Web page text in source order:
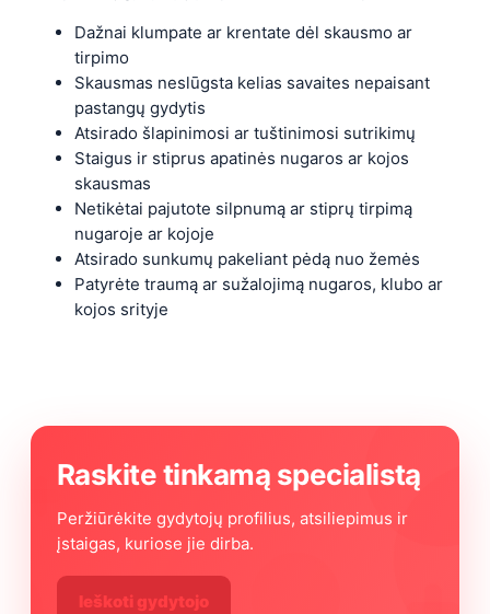
Dažnai klumpate ar krentate dėl skausmo ar
tirpimo
Skausmas neslūgsta kelias savaites nepaisant
pastangų gydytis
Atsirado šlapinimosi ar tuštinimosi sutrikimų
Staigus ir stiprus apatinės nugaros ar kojos
skausmas
Netikėtai pajutote silpnumą ar stiprų tirpimą
nugaroje ar kojoje
Atsirado sunkumų pakeliant pėdą nuo žemės
Patyrėte traumą ar sužalojimą nugaros, klubo ar
kojos srityje
Raskite tinkamą specialistą
Peržiūrėkite gydytojų profilius, atsiliepimus ir
įstaigas, kuriose jie dirba.
Ieškoti gydytojo